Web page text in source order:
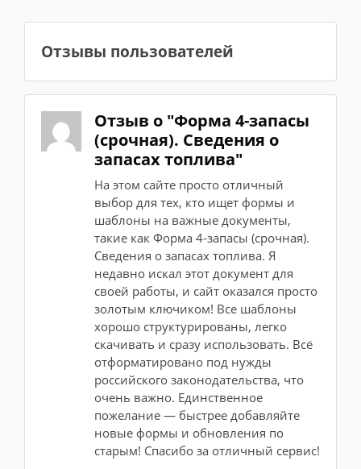
Отзывы пользователей
Отзыв о "Форма 4-запасы
(срочная). Сведения о
запасах топлива"
На этом сайте просто отличный
выбор для тех, кто ищет формы и
шаблоны на важные документы,
такие как Форма 4-запасы (срочная).
Сведения о запасах топлива. Я
недавно искал этот документ для
своей работы, и сайт оказался просто
золотым ключиком! Все шаблоны
хорошо структурированы, легко
скачивать и сразу использовать. Всё
отформатировано под нужды
российского законодательства, что
очень важно. Единственное
пожелание — быстрее добавляйте
новые формы и обновления по
старым! Спасибо за отличный сервис!